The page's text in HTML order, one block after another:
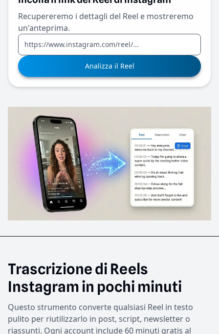
Recupereremo i dettagli del Reel e mostreremo
un'anteprima.
Analizza il Reel
Trascrizione di Reels
Instagram in pochi minuti
Questo strumento converte qualsiasi Reel in testo
pulito per riutilizzarlo in post, script, newsletter o
riassunti. Ogni account include 60 minuti gratis al